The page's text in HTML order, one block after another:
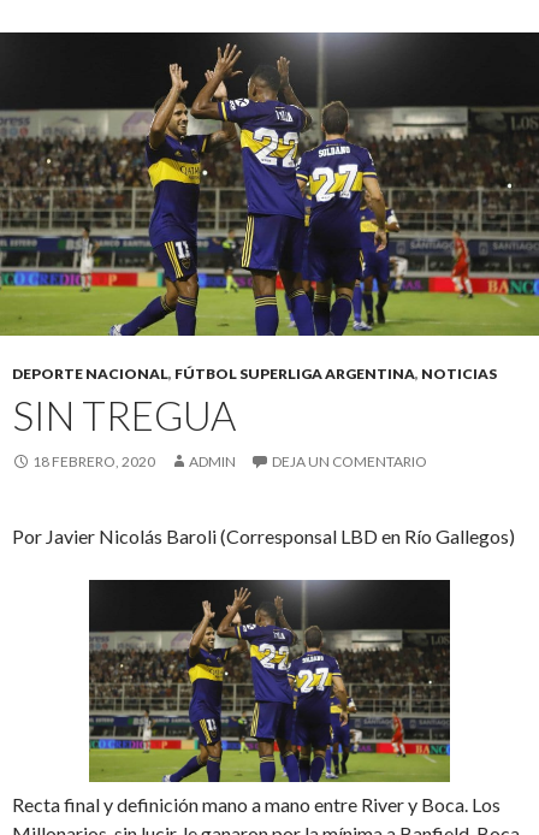
DEPORTE NACIONAL, FÚTBOL SUPERLIGA ARGENTINA, NOTICIAS
SIN TREGUA
18 FEBRERO, 2020 ADMIN DEJA UN COMENTARIO
Por Javier Nicolás Baroli (Corresponsal LBD en Río Gallegos)
Recta final y definición mano a mano entre River y Boca. Los